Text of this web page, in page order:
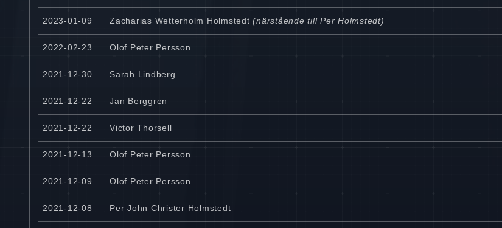
2023-01-09 Zacharias Wetterholm Holmstedt (närstående till Per Holmstedt)
2022-02-23 Olof Peter Persson
2021-12-30 Sarah Lindberg
2021-12-22 Jan Berggren
2021-12-22 Victor Thorsell
2021-12-13 Olof Peter Persson
2021-12-09 Olof Peter Persson
2021-12-08 Per John Christer Holmstedt